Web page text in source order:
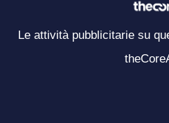
Le attività pubblicitarie su